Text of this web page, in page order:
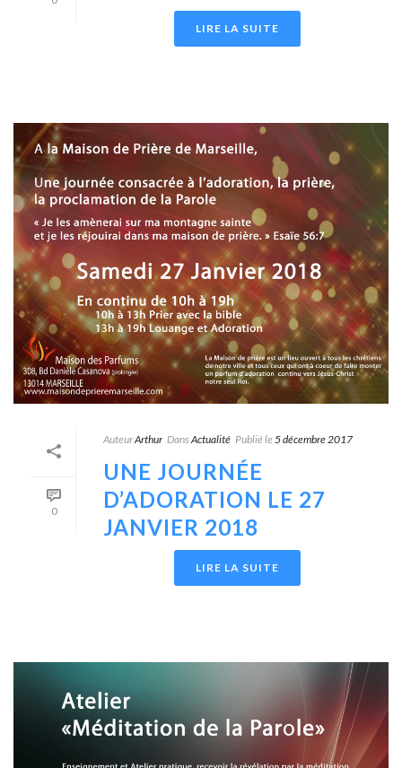
LIRE LA SUITE
0
AuteurArthur DansActualité Publié le 5 décembre 2017
UNE JOURNÉE
D’ADORATION LE 27
JANVIER 2018
LIRE LA SUITE